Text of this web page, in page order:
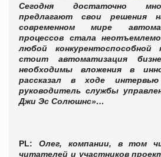
Сегодня достаточно
предлагают свои решения
современном мире
процессов стала
любой конкурентоспособной
стоит автоматизация
необходимы вложения в
рассказал в ходе
руководитель службы
Джи Эс Солюшнс»…
PL:
Олег, компании, в том
читателей и участников